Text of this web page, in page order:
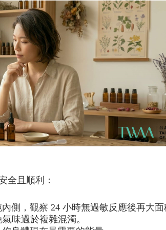
全且順利：
側，觀察 24 小時無過敏反應後再大
味過於複雜混濁。